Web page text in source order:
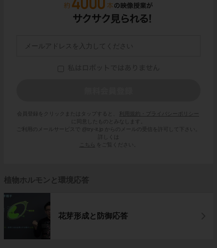
会員登録をクリックまたはタップすると、
利用規約・プライバシーポリシー
に同意したものとみなします。
ご利用のメールサービスで @try-it.jp からのメールの受信を許可して下さい。
詳しくは
こちら
をご覧ください。
植物ホルモンと環境応答
花芽形成と防御応答